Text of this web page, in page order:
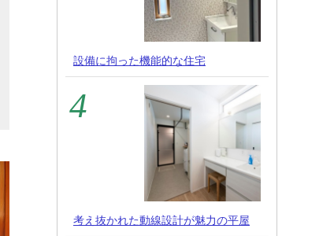
設備に拘った機能的な住宅
考え抜かれた動線設計が魅力の平屋